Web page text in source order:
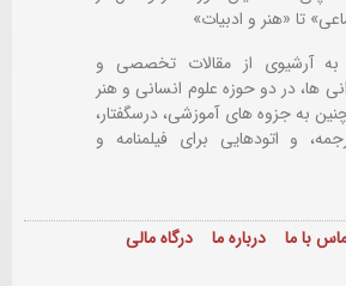
تا «هنر و ادبیات»
آرشیوی از مقالات تخصصی و
ها، در دو حوزه علوم انسانی و هنر
به جزوه های آموزشی، درسگفتار،
و اتودهایی برایفیلمنامه و
با ما درباره ما درگاه مالی